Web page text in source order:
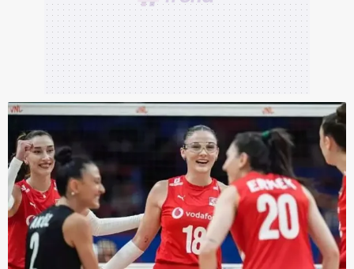
Metnimizi ziyaret edebilirsiniz.
6698 sayılı Kişisel Verilerin Korunması Kanunu uyarınca
hazırlanmış Aydınlatma Metnimizi okumak ve sitemizde
ilgili mevzuata uygun olarak kullanılan çerezlerle ilgili bilgi
almak için lütfentıklayınız.